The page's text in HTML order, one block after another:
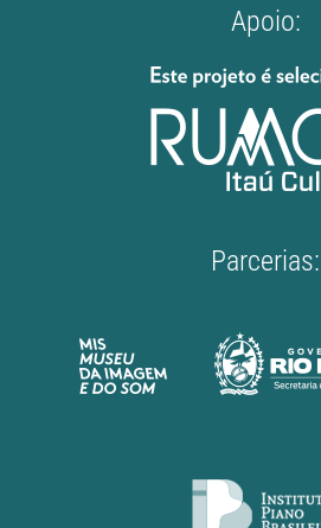
Apoio:
Parcerias: